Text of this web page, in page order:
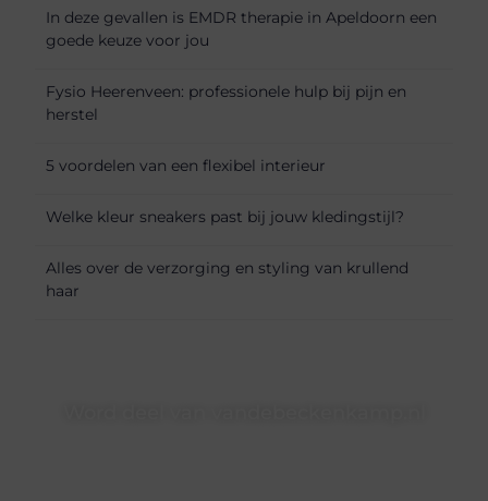
In deze gevallen is EMDR therapie in Apeldoorn een
goede keuze voor jou
Fysio Heerenveen: professionele hulp bij pijn en
herstel
5 voordelen van een flexibel interieur
Welke kleur sneakers past bij jouw kledingstijl?
Alles over de verzorging en styling van krullend
haar